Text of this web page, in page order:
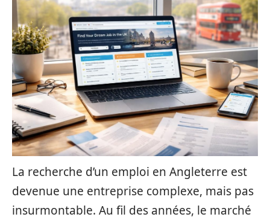
La recherche d’un emploi en Angleterre est
devenue une entreprise complexe, mais pas
insurmontable. Au fil des années, le marché